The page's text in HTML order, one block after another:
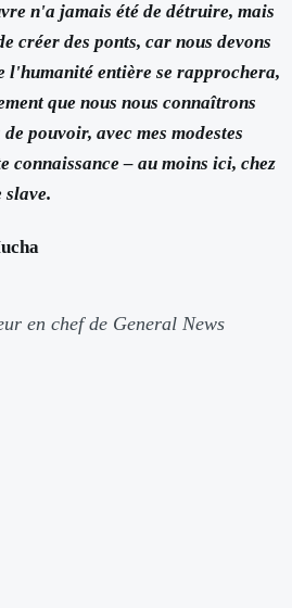
n'a jamais été de détruire, mais
créer des ponts, car nous devons
entière se rapprochera,
que nous nous connaîtrons
pouvoir, avec mes modestes
connaissance – au moins ici, chez
slave.
en chef de General News